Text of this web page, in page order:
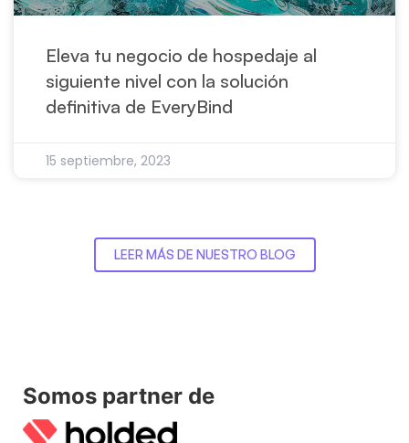
Eleva tu negocio de hospedaje al
siguiente nivel con la solución
definitiva de EveryBind
15 septiembre, 2023
LEER MÁS DE NUESTRO BLOG
Somos partner de